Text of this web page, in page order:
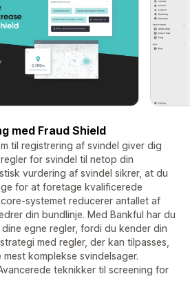
med Fraud Shield
til registrering af svindel giver dig
for svindel til netop din
vurdering af svindel sikrer, at du
for at foretage kvalificerede
systemet reducerer antallet af
din bundlinje. Med Bankful har du
egne regler, fordi du kender din
med regler, der kan tilpasses,
komplekse svindelsager.
teknikker til screening for